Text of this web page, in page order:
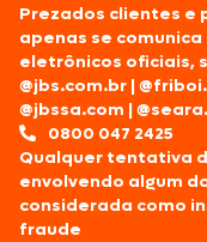
Prezados clientes e
apenas se
eletrônicos oficiais,
@jbs.com.br |
@jbssa.com |
0800 047 2425
Qualquer tentativa
envolvendo algum
considerada como
fraude